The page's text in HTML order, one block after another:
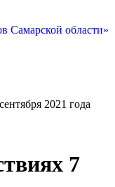
Самарской области»
2021 года
7